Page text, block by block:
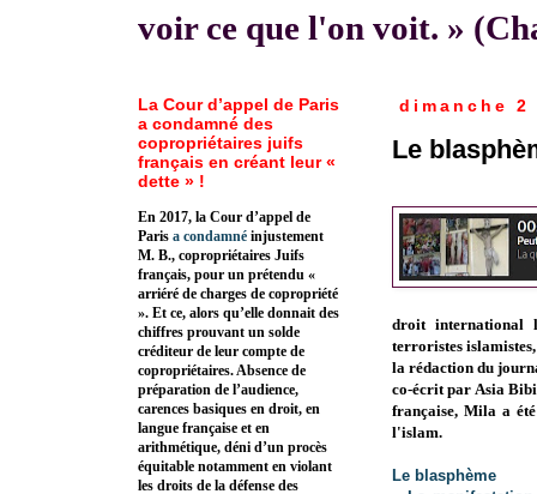
voir ce que l'on voit. »
dimanche
Le
droit international
terroristes
la rédaction du
co-écrit par Asia
française, Mila a
l'islam.
Le blasphème
La Cour d’appel de Paris
a condamné des
copropriétaires juifs
français en créant leur «
dette » !
En 2017, la Cour d’appel de
Paris a condamné injustement
M. B., copropriétaires Juifs
français, pour un prétendu «
arriéré de charges de copropriété
». Et ce, alors qu’elle donnait des
chiffres prouvant un solde
créditeur de leur compte de
copropriétaires. Absence de
préparation de l’audience,
carences basiques en droit, en
langue française et en
arithmétique, déni d’un procès
équitable notamment en violant
les droits de la défense des